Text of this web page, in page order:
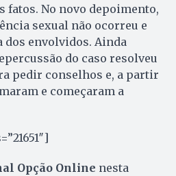
fatos. No novo depoimento,
sexual não ocorreu e
dos envolvidos. Ainda
do caso resolveu
pedir conselhos e, a partir
e começaram a
Opção Online nesta